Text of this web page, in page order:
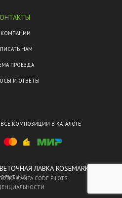
НАМ
ПРОЕЗДА
И ОТВЕТЫ
КОМПОЗИЦИИ В КАТАЛОГЕ
ЛАВКА ROSEMARKT.
САЙТА CODE PILOTS